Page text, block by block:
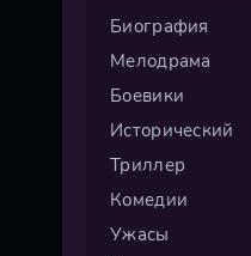
Биография
Мелодрама
Боевики
Исторический
Триллер
Комедии
Ужасы